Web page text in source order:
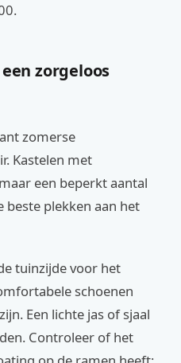
zorgeloos
zomerse
Kastelen met
een beperkt aantal
beste plekken aan het
tuinzijde voor het
schoenen
Een lichte jas of sjaal
Controleer of het